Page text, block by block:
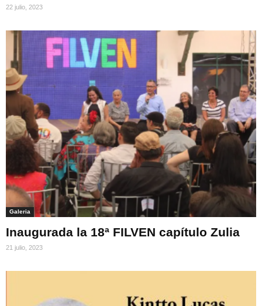
22 julio, 2023
Galeria
Inaugurada la 18ª FILVEN capítulo Zulia
21 julio, 2023